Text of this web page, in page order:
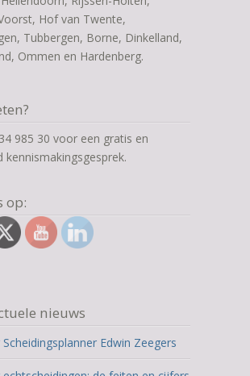
Hof van Twente,
Tubbergen, Borne, Dinkelland,
Ommen en Hardenberg.
985 30 voor een gratis en
kennismakingsgesprek.
op:
nieuws
Edwin Zeegers